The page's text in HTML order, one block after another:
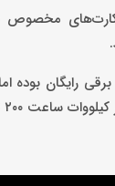
مخصوص
کارت مذکور کم می‌شود.